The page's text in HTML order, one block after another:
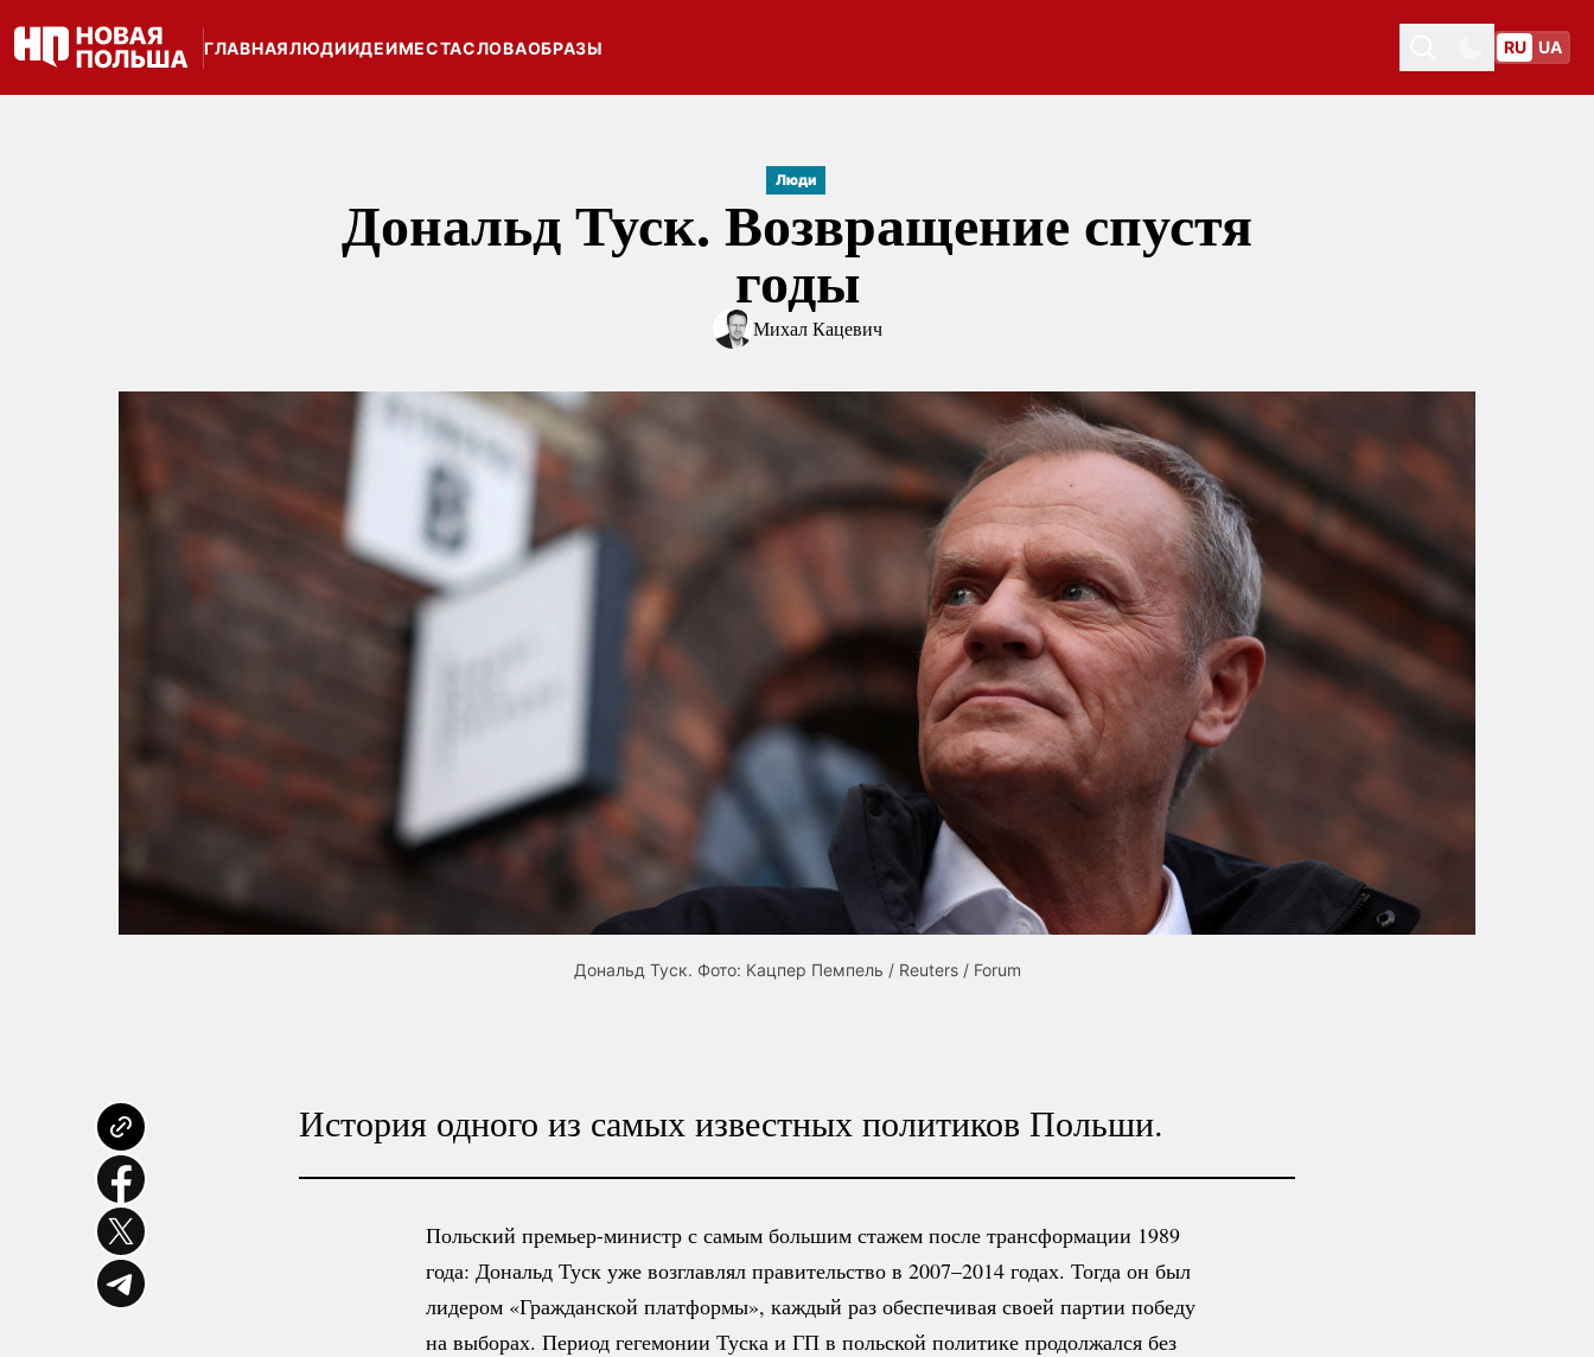
ГЛАВНАЯЛЮДИИДЕИМЕСТАСЛОВАОБРАЗЫ
Toggle themeToggle theme
RU UA
Люди
Дональд Туск. Возвращение спустя
годы
Михал Кацевич
Дональд Туск. Фото: Кацпер Пемпель / Reuters / Forum
История одного из самых известных политиков Польши.
Польский премьер-министр с самым большим стажем после трансформации 1989
года: Дональд Туск уже возглавлял правительство в 2007–2014 годах. Тогда он был
лидером «Гражданской платформы», каждый раз обеспечивая своей партии победу
на выборах. Период гегемонии Туска и ГП в польской политике продолжался без